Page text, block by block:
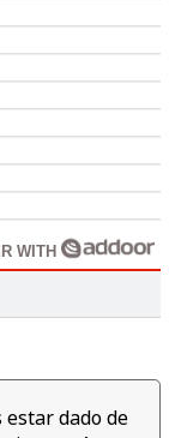
WITH
estar dado de